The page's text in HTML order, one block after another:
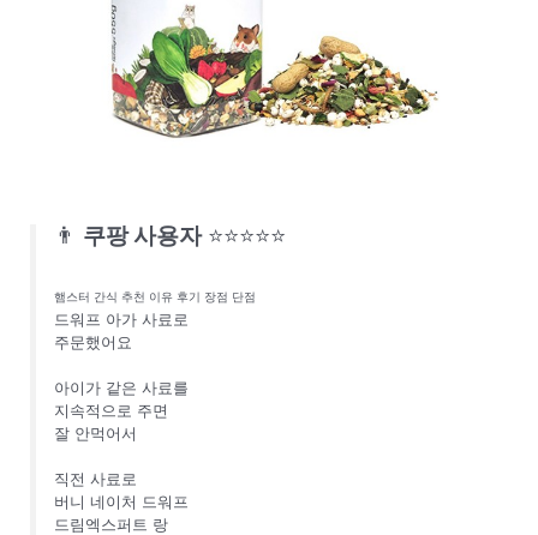
👨 쿠팡 사용자 ⭐⭐⭐⭐⭐
햄스터 간식 추천 이유 후기 장점 단점
드워프 아가 사료로
주문했어요
아이가 같은 사료를
지속적으로 주면
잘 안먹어서
직전 사료로
버니 네이처 드워프
드림엑스퍼트 랑